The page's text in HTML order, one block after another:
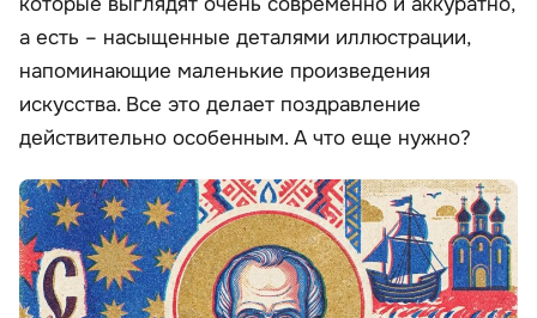
а есть – насыщенные деталями иллюстрации,
напоминающие маленькие произведения
искусства. Все это делает поздравление
действительно особенным. А что еще нужно?